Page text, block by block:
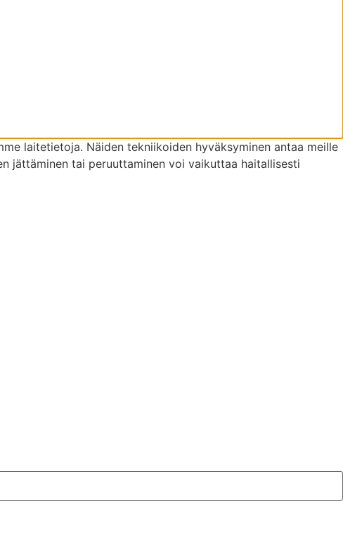
laitetietoja. Näiden tekniikoiden hyväksyminen antaa meille
jättäminen tai peruuttaminen voi vaikuttaa haitallisesti